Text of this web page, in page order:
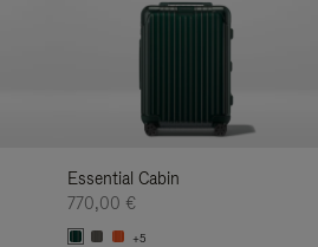
Essential Cabin
770,00 €
+5